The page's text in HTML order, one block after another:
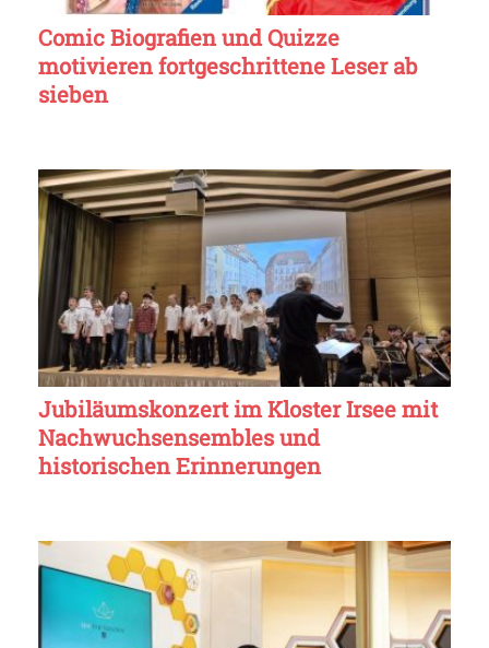
Comic Biografien und Quizze
motivieren fortgeschrittene Leser ab
sieben
Jubiläumskonzert im Kloster Irsee mit
Nachwuchsensembles und
historischen Erinnerungen